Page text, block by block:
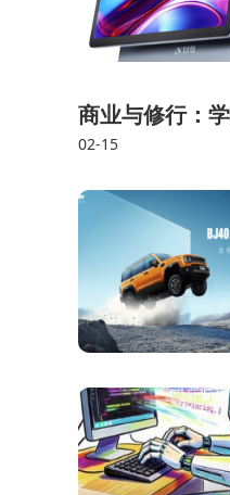
商业与修行：
02-15